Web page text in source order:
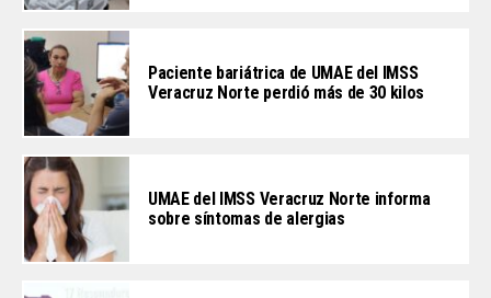
Paciente bariátrica de UMAE del IMSS
Veracruz Norte perdió más de 30 kilos
UMAE del IMSS Veracruz Norte informa
sobre síntomas de alergias